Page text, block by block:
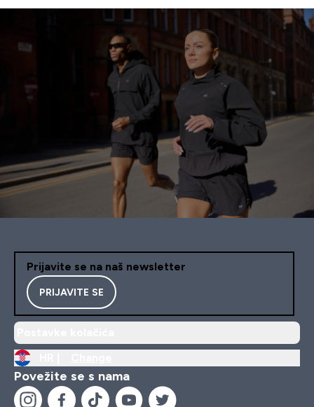
Prijavite se na naš newsletter
PRIJAVITE SE
Povežite se s nama